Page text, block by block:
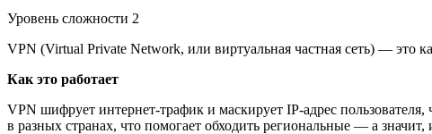
Уровень сложности 2
VPN (Virtual Private Network, или виртуальная частная сеть) — это
Как это работает
VPN шифрует интернет-трафик и маскирует IP-адрес
в разных странах, что помогает обходить региональные — а